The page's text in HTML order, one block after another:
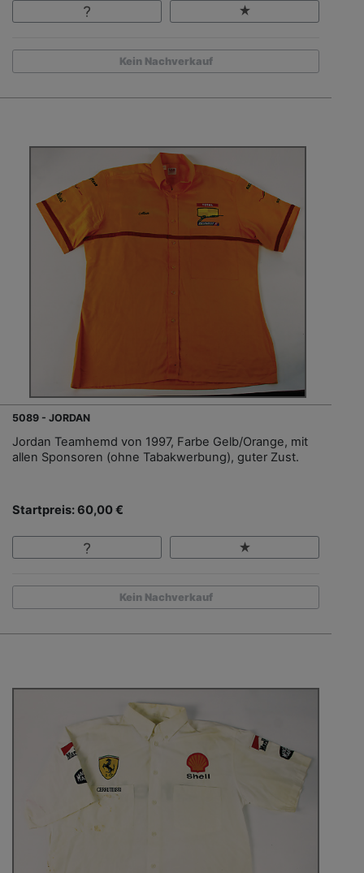
Kein Nachverkauf
5089 - JORDAN
Jordan Teamhemd von 1997, Farbe Gelb/Orange, mit
allen Sponsoren (ohne Tabakwerbung), guter Zust.
Startpreis: 60,00 €
Kein Nachverkauf